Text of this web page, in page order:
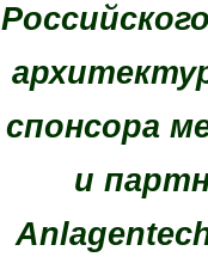
спонсора
и